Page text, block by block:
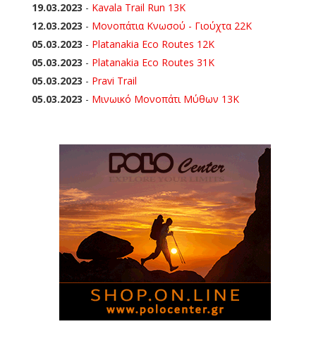
19.03.2023 - Kavala Trail Run 13K
12.03.2023 - Μονοπάτια Κνωσού - Γιούχτα 22Κ
05.03.2023 - Platanakia Eco Routes 12K
05.03.2023 - Platanakia Eco Routes 31K
05.03.2023 - Pravi Trail
05.03.2023 - Μινωικό Μονοπάτι Μύθων 13Κ